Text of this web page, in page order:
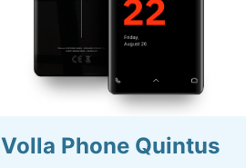
Volla Phone Quintus